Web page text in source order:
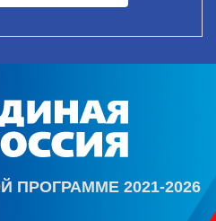
2021-2026